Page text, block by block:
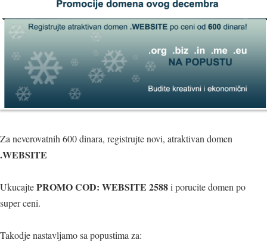
Za neverovatnih 600 dinara, registrujte novi, atraktivan domen
.WEBSITE
UkucajtePROMO COD: WEBSITE 2588i porucite domen po
super ceni.
Takodje nastavljamo sa popustima za: